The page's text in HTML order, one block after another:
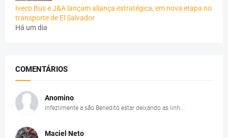
Iveco Bus e J&A lançam aliança estratégica, em nova etapa no
transporte de El Salvador
Há um dia
COMENTÁRIOS
Anomino
Infezlimente a são Benedito estar deixando as linh...
Maciel Neto